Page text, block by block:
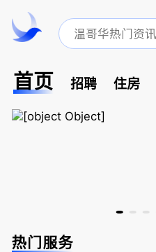
首页 招聘 住房
热门服务